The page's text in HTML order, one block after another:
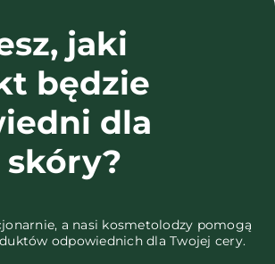
jaki
będzie
dla
a nasi kosmetolodzy pomogą
odpowiednich dla Twojej cery.